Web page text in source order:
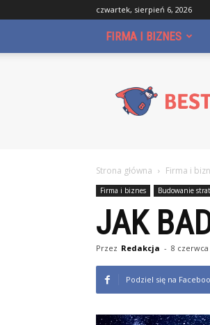
czwartek, sierpień 6, 2026
FIRMA I BIZNES
Strona główna Firma i
Firma i biznes Budowanie
JAK
Przez Redakcja - 8 czerwca
Podziel się na